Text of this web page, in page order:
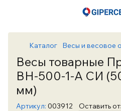
Каталог Весы и весовое
Весы товарные
ВН-500-1-А СИ
мм)
Артикул: 003912 Оставить